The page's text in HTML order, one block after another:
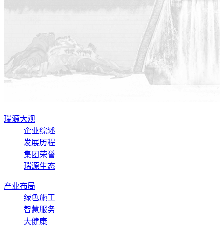
瑞源大观
企业综述
发展历程
集团荣誉
瑞源生态
产业布局
绿色施工
智慧服务
大健康